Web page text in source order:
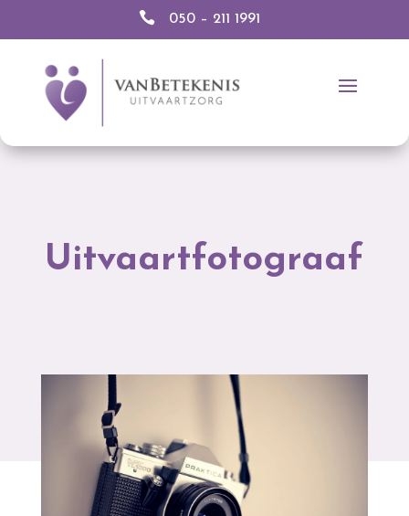
 050 – 211 1991
Uitvaartfotograaf